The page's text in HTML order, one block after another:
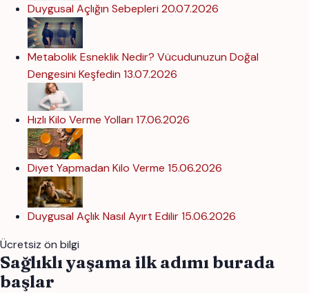
Duygusal Açlığın Sebepleri 20.07.2026
Metabolik Esneklik Nedir? Vücudunuzun Doğal
Dengesini Keşfedin 13.07.2026
Hızlı Kilo Verme Yolları 17.06.2026
Diyet Yapmadan Kilo Verme 15.06.2026
Duygusal Açlık Nasıl Ayırt Edilir15.06.2026
Ücretsiz ön bilgi
Sağlıklı yaşama ilk adımı burada
başlar